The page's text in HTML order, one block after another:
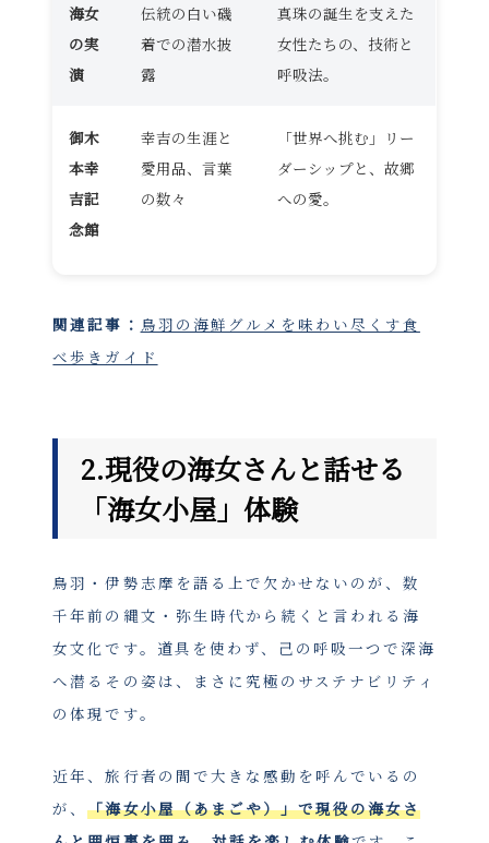
海女
の実
演
伝統の白い磯
着での潜水披
露
真珠の誕生を支えた
女性たちの、技術と
呼吸法。
御木
本幸
吉記
念館
幸吉の生涯と
愛用品、言葉
の数々
「世界へ挑む」リー
ダーシップと、故郷
への愛。
関連記事： 鳥羽の海鮮グルメを味わい尽くす食
べ歩きガイド
2.現役の海女さんと話せる
「海女小屋」体験
鳥羽・伊勢志摩を語る上で欠かせないのが、数
千年前の縄文・弥生時代から続くと言われる海
女文化です。道具を使わず、己の呼吸一つで深海
へ潜るその姿は、まさに究極のサステナビリティ
の体現です。
近年、旅行者の間で大きな感動を呼んでいるの
が、「海女小屋（あまごや）」で現役の海女さ